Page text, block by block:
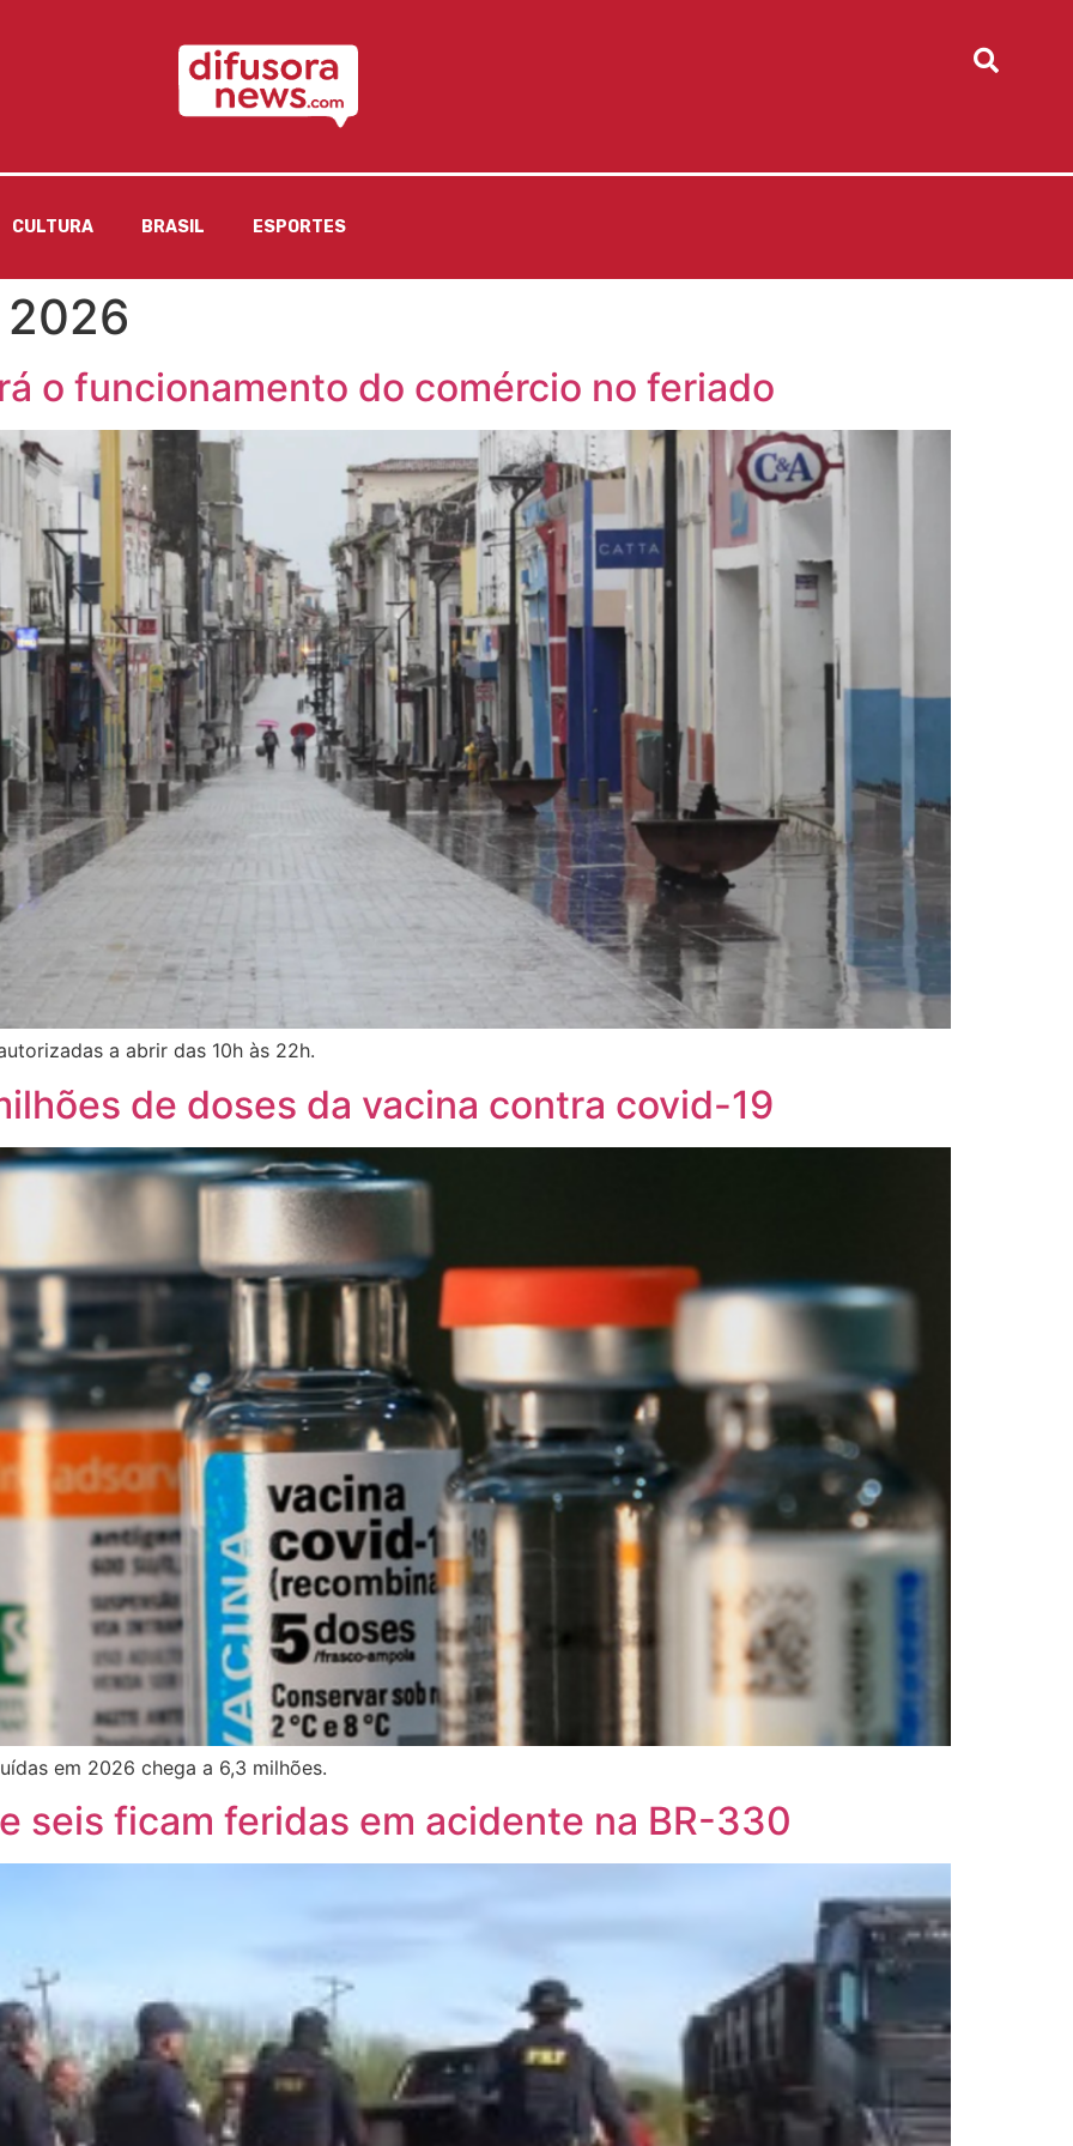
CULTURA BRASIL ESPORTES
o funcionamento do comércio no feriado
a abrir das 10h às 22h.
de doses da vacina contra covid-19
em 2026 chega a 6,3 milhões.
seis ficam feridas em acidente na BR-330